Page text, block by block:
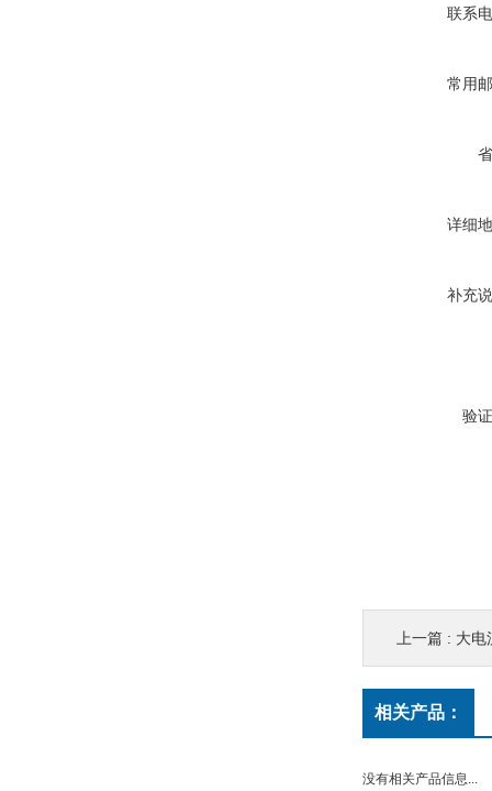
联系
常用
详细
补充
验
上一篇 : 大电
相关产品：
没有相关产品信息...